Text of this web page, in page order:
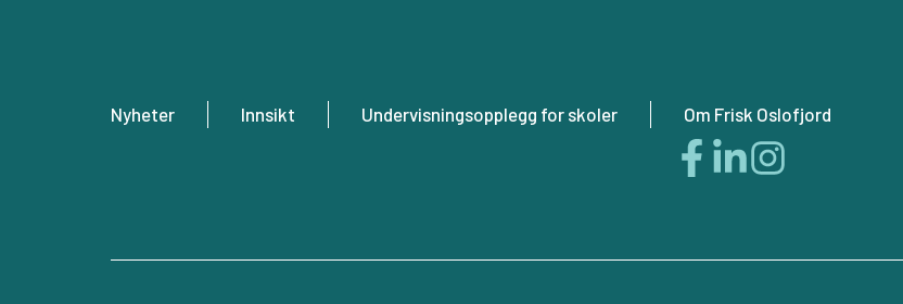
Nyheter Innsikt Undervisningsopplegg for skoler Om Frisk Oslofjord